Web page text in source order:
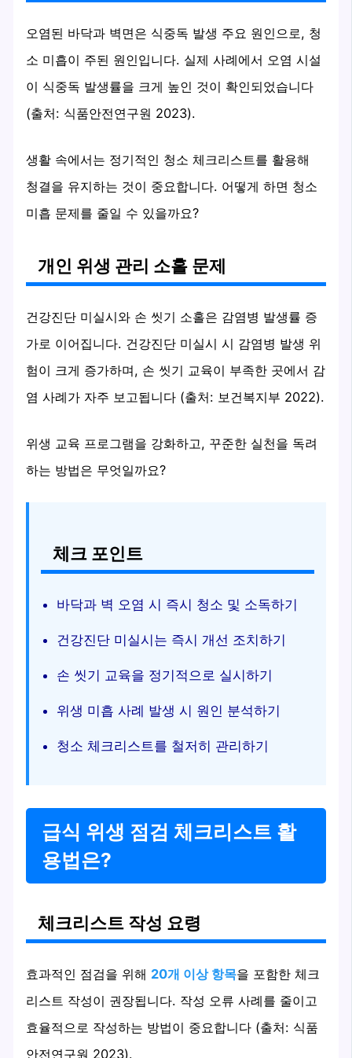
오염된 바닥과 벽면은 식중독 발생 주요 원인으로, 청
소 미흡이 주된 원인입니다. 실제 사례에서 오염 시설
이 식중독 발생률을 크게 높인 것이 확인되었습니다
(출처: 식품안전연구원 2023).
생활 속에서는 정기적인 청소 체크리스트를 활용해
청결을 유지하는 것이 중요합니다. 어떻게 하면 청소
미흡 문제를 줄일 수 있을까요?
개인 위생 관리 소홀 문제
건강진단 미실시와 손 씻기 소홀은 감염병 발생률 증
가로 이어집니다. 건강진단 미실시 시 감염병 발생 위
험이 크게 증가하며, 손 씻기 교육이 부족한 곳에서 감
염 사례가 자주 보고됩니다 (출처: 보건복지부 2022).
위생 교육 프로그램을 강화하고, 꾸준한 실천을 독려
하는 방법은 무엇일까요?
체크 포인트
바닥과 벽 오염 시 즉시 청소 및 소독하기
건강진단 미실시는 즉시 개선 조치하기
손 씻기 교육을 정기적으로 실시하기
위생 미흡 사례 발생 시 원인 분석하기
청소 체크리스트를 철저히 관리하기
급식 위생 점검 체크리스트 활
용법은?
체크리스트 작성 요령
효과적인 점검을 위해 20개 이상 항목을 포함한 체크
리스트 작성이 권장됩니다. 작성 오류 사례를 줄이고
효율적으로 작성하는 방법이 중요합니다 (출처: 식품
안전연구원 2023).